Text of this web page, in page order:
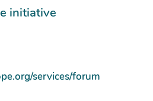
initiative
services/forum